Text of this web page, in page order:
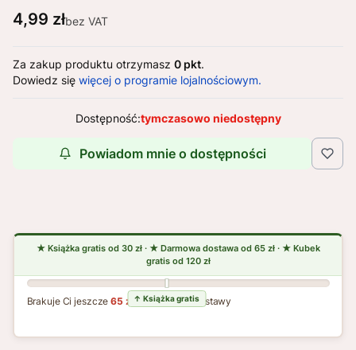
Cena
4,99 złbez VAT
Za zakup produktu otrzymasz 0 pkt.
Dowiedz się więcej o programie lojalnościowym.
Dostępność:tymczasowo niedostępny
Powiadom mnie o dostępności
Brakuje Ci jeszcze65 zł do darmowej dostawy